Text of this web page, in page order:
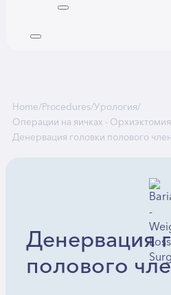
Home/Procedures/Урология/
Операции на яичках - Орхиэктомия
Денервация головки полового
Денервация
полового